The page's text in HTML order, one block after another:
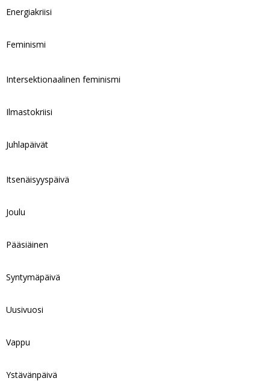
Energiakriisi
Feminismi
Intersektionaalinen feminismi
Ilmastokriisi
Juhlapäivät
Itsenäisyyspäivä
Joulu
Pääsiäinen
Syntymäpäivä
Uusivuosi
Vappu
Ystävänpäivä